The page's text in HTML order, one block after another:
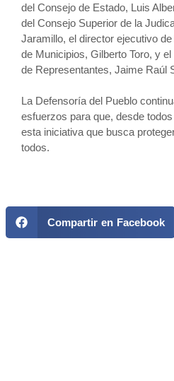
del Consejo de Estado, Luis
del Consejo Superior de la
Jaramillo, el director ejecutivo
de Municipios, Gilberto Toro, y
de Representantes, Jaime Raúl
La Defensoría del Pueblo
esfuerzos para que, desde
esta iniciativa que busca
todos.
Compartir en Facebook